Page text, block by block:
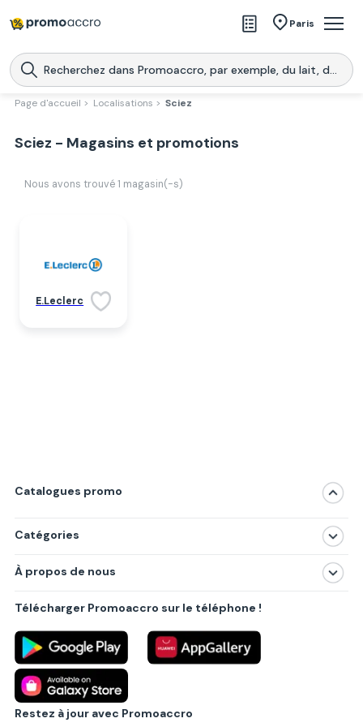
Paris
Magasins
Produits
Promoaccro
Page d'accueil > Localisations > Sciez
Sciez - Magasins et promotions
Nous avons trouvé 1 magasin(-s)
E.Leclerc
Catalogues promo
Catégories
Produits
Villes principales
À propos de nous
Politique de confidentialité
Règlements
Partenariat B2B
Blog
Contact
Télécharger Promoaccro sur le téléphone !
Restez à jour avec Promoaccro